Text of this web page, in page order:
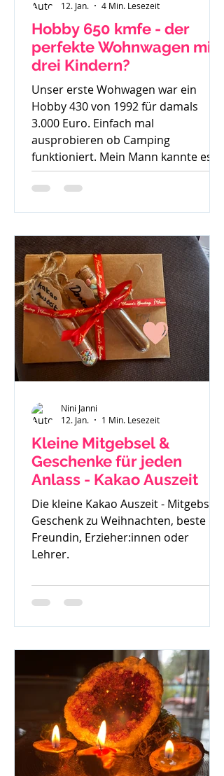
Hobby 650 kmfe - der
perfekte Wohnwagen mit
drei Kindern?
Unser erste Wohwagen war ein
Hobby 430 von 1992 für damals
3.000 Euro. Einfach mal
ausprobieren ob Camping
funktioniert. Mein Mann kannte es
gar nicht, ich bin mit Wohnwagen
und Wohnmobilen groß geworden -
großer Sohn geboren wurde sind wir
auch noch mit diesem 30 Jahre alten
Hobby los und haben schnell
gemerkt - der ist zu klein. Also haben
wir uns einen Fendt 470 gekauft.
Solide, gut verarbeitet und passend
für
12. Jan.
4 Min. Lesezeit
Kleine Mitgebsel &
Geschenke für jeden
Anlass - Kakao Auszeit
Die kleine Kakao Auszeit - Mitgebsel,
Geschenk zu Weihnachten, beste
Freundin, Erzieher:innen oder
Lehrer.
Nini Janni
12. Jan.
1 Min. Lesezeit